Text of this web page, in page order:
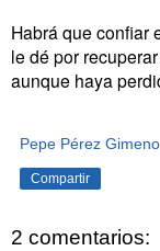
Habrá que confiar
le dé por
aunque haya
Pepe Pérez Gimeno
Compartir
2 comentarios: